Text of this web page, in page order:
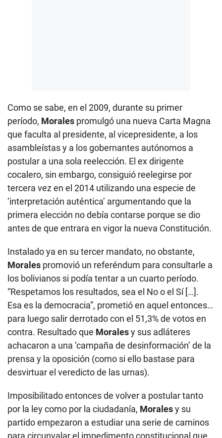
Como se sabe, en el 2009, durante su primer
período, Morales promulgó una nueva Carta Magna
que faculta al presidente, al vicepresidente, a los
asambleístas y a los gobernantes autónomos a
postular a una sola reelección. El ex dirigente
cocalero, sin embargo, consiguió reelegirse por
tercera vez en el 2014 utilizando una especie de
‘interpretación auténtica’ argumentando que la
primera elección no debía contarse porque se dio
antes de que entrara en vigor la nueva Constitución.
Instalado ya en su tercer mandato, no obstante,
Morales promovió un referéndum para consultarle a
los bolivianos si podía tentar a un cuarto período.
“Respetamos los resultados, sea el No o el Sí […].
Esa es la democracia”, prometió en aquel entonces…
para luego salir derrotado con el 51,3% de votos en
contra. Resultado que Moralesy sus adláteres
achacaron a una ‘campaña de desinformación’ de la
prensa y la oposición (como si ello bastase para
desvirtuar el veredicto de las urnas).
Imposibilitado entonces de volver a postular tanto
por la ley como por la ciudadanía, Moralesy su
partido empezaron a estudiar una serie de caminos
para circunvalar el impedimento constitucional que